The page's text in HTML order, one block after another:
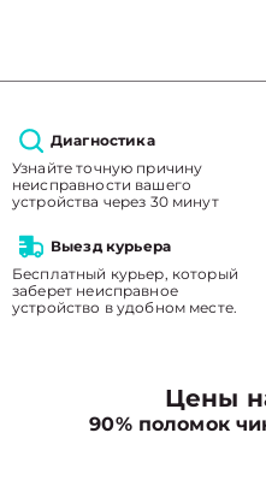
Диагностика
Узнайте точную причину
неисправности вашего
устройства через 30 минут
Выезд курьера
Бесплатный курьер, который
заберет неисправное
устройство в удобном месте.
Цены
90% поломок